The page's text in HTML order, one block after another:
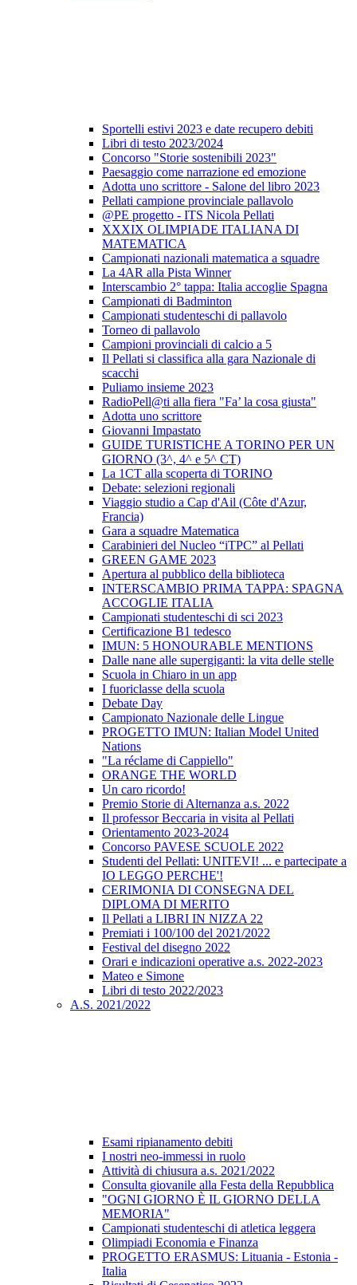
Sportelli estivi 2023 e date recupero debiti
Libri di testo 2023/2024
Concorso "Storie sostenibili 2023"
Paesaggio come narrazione ed emozione
Adotta uno scrittore - Salone del libro 2023
Pellati campione provinciale pallavolo
@PE progetto - ITS Nicola Pellati
XXXIX OLIMPIADE ITALIANA DI
MATEMATICA
Campionati nazionali matematica a squadre
La 4AR alla Pista Winner
Interscambio 2° tappa: Italia accoglie Spagna
Campionati di Badminton
Campionati studenteschi di pallavolo
Torneo di pallavolo
Campioni provinciali di calcio a 5
Il Pellati si classifica alla gara Nazionale di
scacchi
Puliamo insieme 2023
RadioPell@ti alla fiera "Fa’ la cosa giusta"
Adotta uno scrittore
Giovanni Impastato
GUIDE TURISTICHE A TORINO PER UN
GIORNO (3^, 4^ e 5^ CT)
La 1CT alla scoperta di TORINO
Debate: selezioni regionali
Viaggio studio a Cap d'Ail (Côte d'Azur,
Francia)
Gara a squadre Matematica
Carabinieri del Nucleo “iTPC” al Pellati
GREEN GAME 2023
Apertura al pubblico della biblioteca
INTERSCAMBIO PRIMA TAPPA: SPAGNA
ACCOGLIE ITALIA
Campionati studenteschi di sci 2023
Certificazione B1 tedesco
IMUN: 5 HONOURABLE MENTIONS
Dalle nane alle supergiganti: la vita delle stelle
Scuola in Chiaro in un app
I fuoriclasse della scuola
Debate Day
Campionato Nazionale delle Lingue
PROGETTO IMUN: Italian Model United
Nations
"La réclame di Cappiello"
ORANGE THE WORLD
Un caro ricordo!
Premio Storie di Alternanza a.s. 2022
Il professor Beccaria in visita al Pellati
Orientamento 2023-2024
Concorso PAVESE SCUOLE 2022
Studenti del Pellati: UNITEVI! ... e partecipate a
IO LEGGO PERCHE'!
CERIMONIA DI CONSEGNA DEL
DIPLOMA DI MERITO
Il Pellati a LIBRI IN NIZZA 22
Premiati i 100/100 del 2021/2022
Festival del disegno 2022
Orari e indicazioni operative a.s. 2022-2023
Mateo e Simone
Libri di testo 2022/2023
A.S. 2021/2022
Esami ripianamento debiti
I nostri neo-immessi in ruolo
Attività di chiusura a.s. 2021/2022
Consulta giovanile alla Festa della Repubblica
"OGNI GIORNO È IL GIORNO DELLA
MEMORIA"
Campionati studenteschi di atletica leggera
Olimpiadi Economia e Finanza
PROGETTO ERASMUS: Lituania - Estonia -
Italia